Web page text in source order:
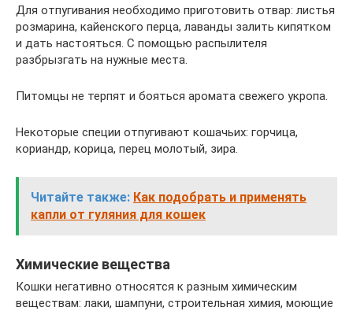
Для отпугивания необходимо приготовить отвар: листья
розмарина, кайенского перца, лаванды залить кипятком
и дать настояться. С помощью распылителя
разбрызгать на нужные места.
Питомцы не терпят и бояться аромата свежего укропа.
Некоторые специи отпугивают кошачьих: горчица,
кориандр, корица, перец молотый, зира.
Читайте также: Как подобрать и применять
капли от гуляния для кошек
Химические вещества
Кошки негативно относятся к разным химическим
веществам: лаки, шампуни, строительная химия, моющие